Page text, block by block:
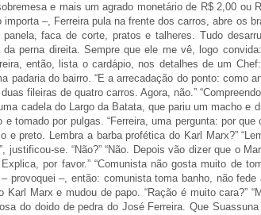
e mais um agrado monetário de R$ 2,00 ou
–, Ferreira pula na frente dos carros, abre os
faca de corte, pratos e talheres. Tudo
perna direita. Sempre que ele me vê, logo
então, lista o cardápio, nos detalhes de um
do bairro. “E a arrecadação do ponto: como
fileiras de quatro carros. Agora, não.”
cadela do Largo da Batata, que pariu um macho e
tomado por pulgas. “Ferreira, uma pergunta: por
preto. Lembra a barba profética do Karl Marx?”
justificou-se. “Não?” “Não. Depois vão dizer que o
por favor.” “Comunista não gosta muito de
provoquei –, então: comunista toma banho, não
Marx e mudou de papo. “Ração é muito cara?”
do doido de pedra do José Ferreira. Que